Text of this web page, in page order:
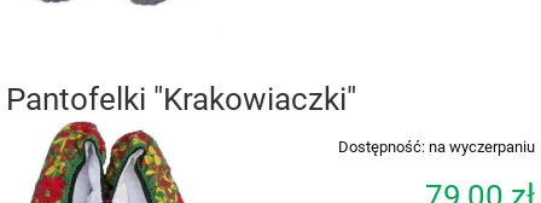
Pantofelki "Krakowiaczki"
Dostępność: na wyczerpaniu
79,00 zł